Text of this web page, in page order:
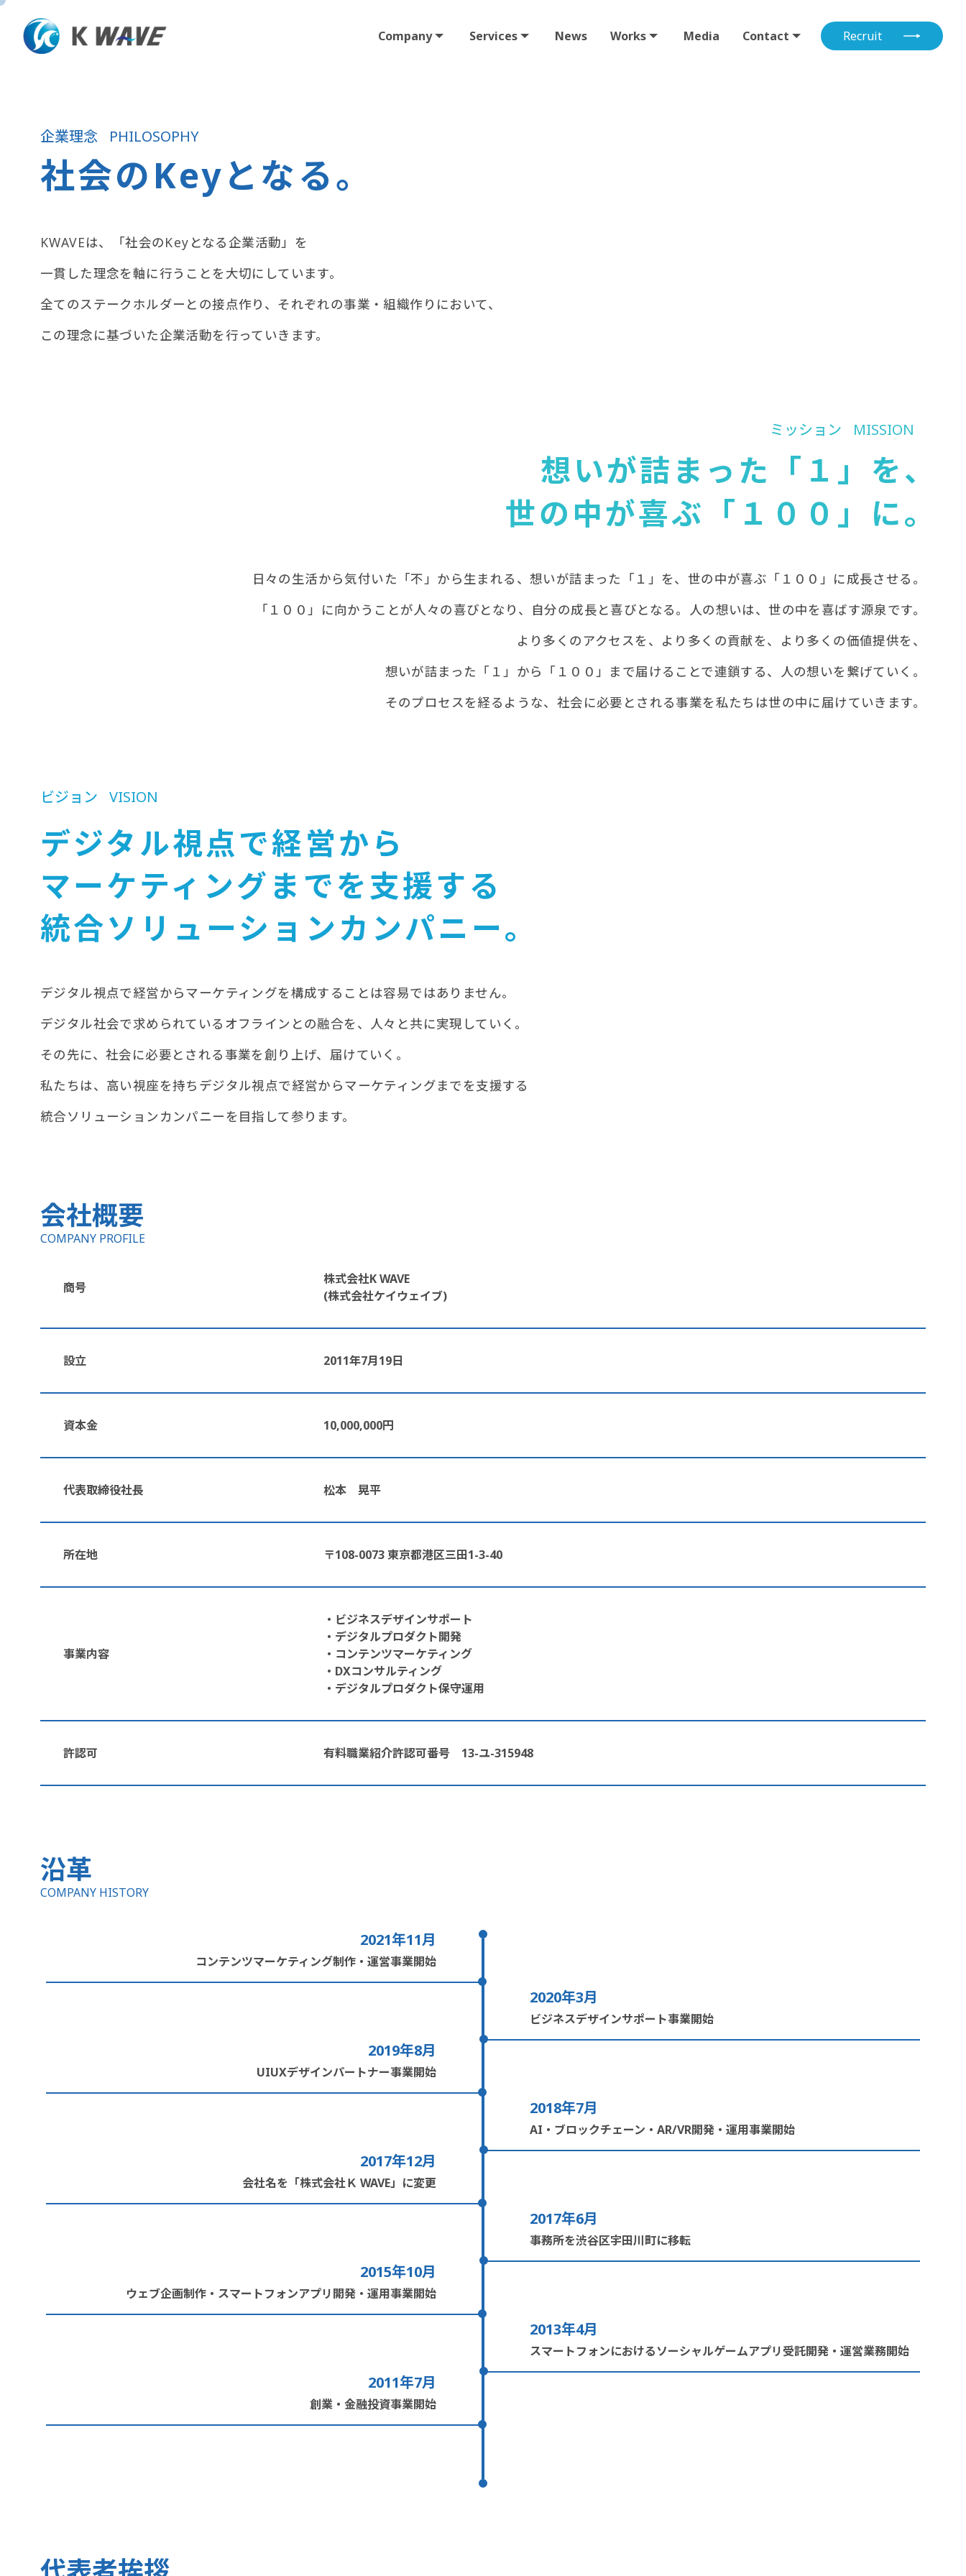
Company Services News Works Media Contact Recruit
企業理念 PHILOSOPHY
社会のKeyとなる。
KWAVEは、「社会のKeyとなる企業活動」を
一貫した理念を軸に行うことを大切にしています。
全てのステークホルダーとの接点作り、それぞれの事業・組織作りにおいて、
この理念に基づいた企業活動を行っていきます。
ミッション MISSION
想いが詰まった「１」を、
世の中が喜ぶ「１００」に。
日々の生活から気付いた「不」から生まれる、想いが詰まった「１」を、世の中が喜ぶ「１００」に成長させる。
「１００」に向かうことが人々の喜びとなり、自分の成長と喜びとなる。人の想いは、世の中を喜ばす源泉です。
より多くのアクセスを、より多くの貢献を、より多くの価値提供を、
想いが詰まった「１」から「１００」まで届けることで連鎖する、人の想いを繋げていく。
そのプロセスを経るような、社会に必要とされる事業を私たちは世の中に届けていきます。
ビジョン VISION
デジタル視点で経営から
マーケティングまでを支援する
統合ソリューションカンパニー。
デジタル視点で経営からマーケティングを構成することは容易ではありません。
デジタル社会で求められているオフラインとの融合を、人々と共に実現していく。
その先に、社会に必要とされる事業を創り上げ、届けていく。
私たちは、高い視座を持ちデジタル視点で経営からマーケティングまでを支援する
統合ソリューションカンパニーを目指して参ります。
会社概要
COMPANY PROFILE
商号
株式会社K WAVE
(株式会社ケイウェイブ)
設立 2011年7月19日
資本金 10,000,000円
代表取締役社長 松本　晃平
所在地 〒108-0073 東京都港区三田1-3-40
事業内容
・ビジネスデザインサポート
・デジタルプロダクト開発
・コンテンツマーケティング
・DXコンサルティング
・デジタルプロダクト保守運用
許認可 有料職業紹介許認可番号　13-ユ-315948
沿革
COMPANY HISTORY
2021年11月
コンテンツマーケティング制作・運営事業開始
2019年8月
UIUXデザインパートナー事業開始
2017年12月
会社名を「株式会社Ｋ WAVE」に変更
2015年10月
ウェブ企画制作・スマートフォンアプリ開発・運用事業開始
2011年7月
創業・金融投資事業開始
2020年3月
ビジネスデザインサポート事業開始
2018年7月
AI・ブロックチェーン・AR/VR開発・運用事業開始
2017年6月
事務所を渋谷区宇田川町に移転
2013年4月
スマートフォンにおけるソーシャルゲームアプリ受託開発・運営業務開始